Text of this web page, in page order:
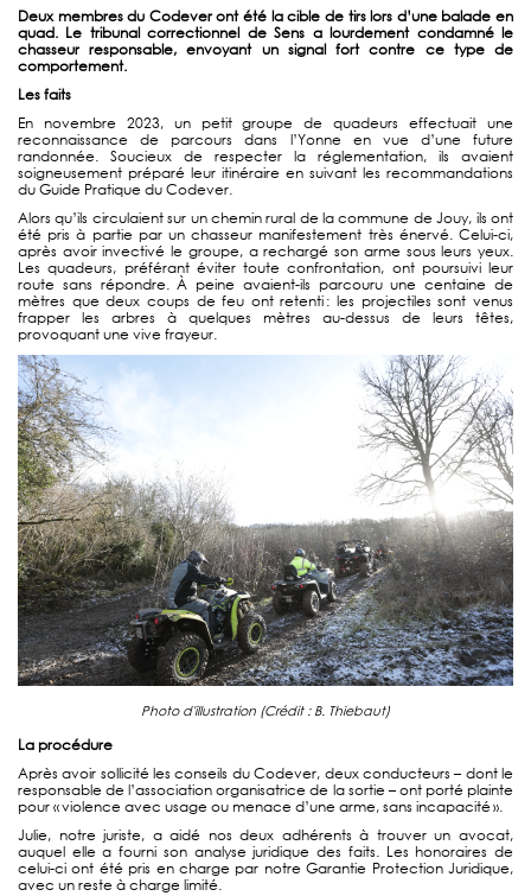
Deux membres du Codever ont été la cible de tirs lors d’une balade en
quad. Le tribunal correctionnel de Sens a lourdement condamné le
chasseur responsable, envoyant un signal fort contre ce type de
comportement.
Les faits
En novembre 2023, un petit groupe de quadeurs effectuait une
reconnaissance de parcours dans l’Yonne en vue d’une future
randonnée. Soucieux de respecter la réglementation, ils avaient
soigneusement préparé leur itinéraire en suivant les recommandations
du Guide Pratique du Codever.
Alors qu’ils circulaient sur un chemin rural de la commune de Jouy, ils ont
été pris à partie par un chasseur manifestement très énervé. Celui-ci,
après avoir invectivé le groupe, a rechargé son arme sous leurs yeux.
Les quadeurs, préférant éviter toute confrontation, ont poursuivi leur
route sans répondre. À peine avaient-ils parcouru une centaine de
mètres que deux coups de feu ont retenti : les projectiles sont venus
frapper les arbres à quelques mètres au-dessus de leurs têtes,
provoquant une vive frayeur.
Photo d'illustration (Crédit : B. Thiebaut)
La procédure
Après avoir sollicité les conseils du Codever, deux conducteurs – dont le
responsable de l’association organisatrice de la sortie – ont porté plainte
pour « violence avec usage ou menace d’une arme, sans incapacité ».
Julie, notre juriste, a aidé nos deux adhérents à trouver un avocat,
auquel elle a fourni son analyse juridique des faits. Les honoraires de
celui-ci ont été pris en charge par notre Garantie Protection Juridique,
avec un reste à charge limité.